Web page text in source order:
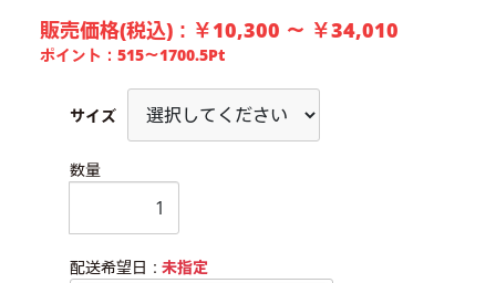
販売価格(税込)： ￥10,300 ～ ￥34,010
ポイント： 515〜1700.5Pt
サイズ
数量
配送希望日：未指定